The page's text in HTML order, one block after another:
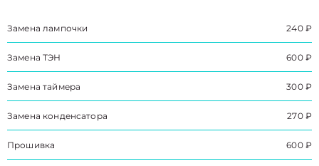
Замена лампочки 240 ₽
Замена ТЭН 600 ₽
Замена таймера 300 ₽
Замена конденсатора 270 ₽
Прошивка 600 ₽